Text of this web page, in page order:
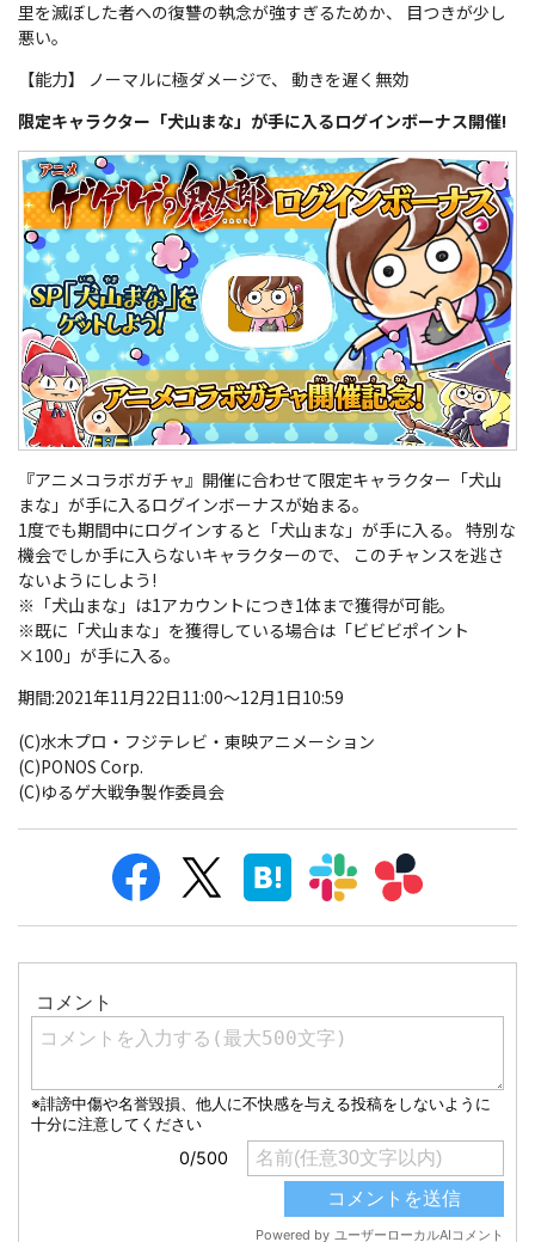
里を滅ぼした者への復讐の執念が強すぎるためか、 目つきが少し
悪い。
【能力】 ノーマルに極ダメージで、 動きを遅く無効
限定キャラクター「犬山まな」が手に入るログインボーナス開催!
『アニメコラボガチャ』開催に合わせて限定キャラクター「犬山
まな」が手に入るログインボーナスが始まる。
1度でも期間中にログインすると「犬山まな」が手に入る。 特別な
機会でしか手に入らないキャラクターので、 このチャンスを逃さ
ないようにしよう!
※「犬山まな」は1アカウントにつき1体まで獲得が可能。
※既に「犬山まな」を獲得している場合は「ビビビポイント
×100」が手に入る。
期間:2021年11月22日11:00～12月1日10:59
(C)水木プロ・フジテレビ・東映アニメーション
(C)PONOS Corp.
(C)ゆるゲ大戦争製作委員会